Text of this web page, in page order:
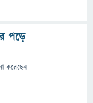
পড়ে
করেছেন